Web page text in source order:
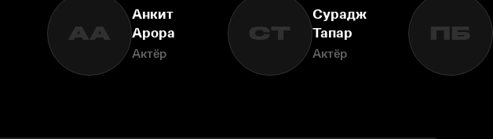
АА
Анкит
Арора
Актёр
СТ
Сурадж
Тапар
Актёр
ПБ